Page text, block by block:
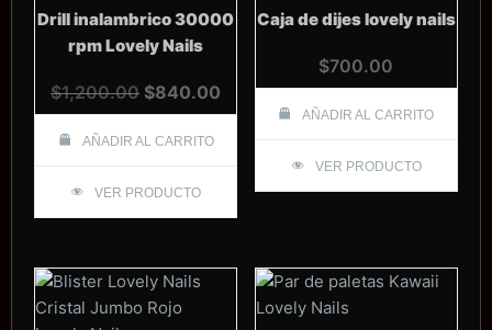
Drill inalambrico 30000
rpm Lovely Nails
$1,200.00 El
precio
original
$1,200.00.
$840.00
precio
$840.00.
AÑADIR AL CARRITO
VER PRODUCTO
Caja de dijes lovely nails
$700.00
AÑADIR AL CARRITO
VER PRODUCTO